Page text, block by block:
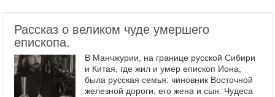
Рассказ о великом чуде умершего
епископа.
В Манчжурии, на границе русской Сибири
и Китая, где жил и умер епископ Иона,
была русская семья: чиновник Восточной
железной дороги, его жена и сын. Чудеса